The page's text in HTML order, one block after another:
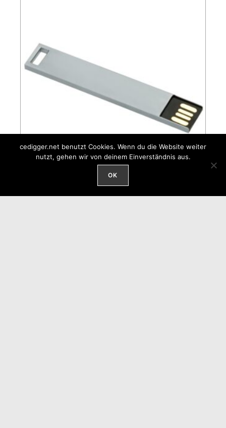
Symlink bzw. Alias für USB
cedigger.net benutzt Cookies. Wenn du die Website weiter
nutzt, gehen wir von deinem Einverständnis aus.
OK